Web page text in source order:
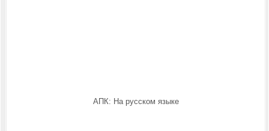
АПК: На русском языке